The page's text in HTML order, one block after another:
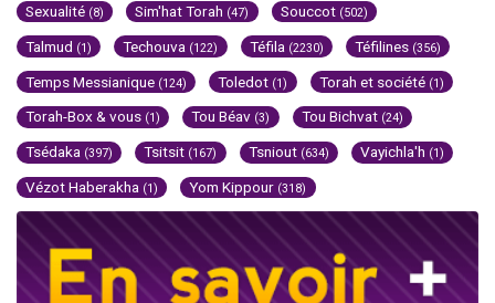
Sexualité (8) Sim'hat Torah (47) Souccot (502)
Talmud (1) Techouva (122) Téfila (2230) Téfilines (356)
Temps Messianique (124) Toledot (1) Torah et société (1)
Torah-Box & vous (1) Tou Béav (3) Tou Bichvat (24)
Tsédaka (397) Tsitsit (167) Tsniout (634) Vayichla'h (1)
Vézot Haberakha (1) Yom Kippour (318)